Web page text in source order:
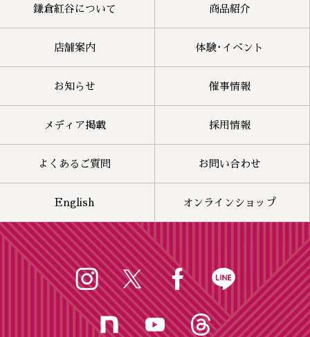
鎌倉紅谷について 商品紹介
店舗案内 体験･イベント
お知らせ 催事情報
メディア掲載 採用情報
よくあるご質問 お問い合わせ
English オンラインショップ